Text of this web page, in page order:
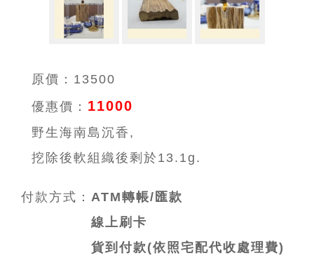
原價：13500
優惠價： 11000
野生海南島沉香,
挖除後軟組織後剩於13.1g.
付款方式： ATM轉帳/匯款
線上刷卡
貨到付款(依照宅配代收處理費)